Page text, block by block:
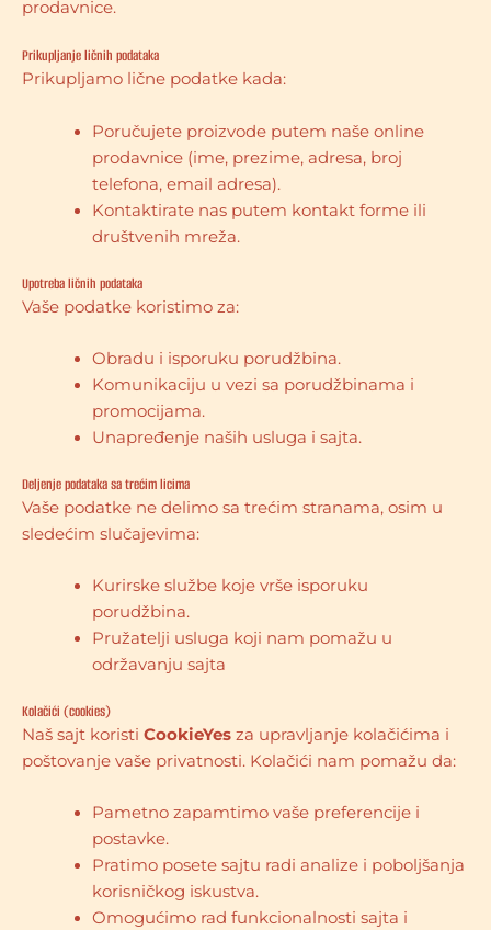
prodavnice.
Prikupljanje ličnih podataka
Prikupljamo lične podatke kada:
Poručujete proizvode putem naše online
prodavnice (ime, prezime, adresa, broj
telefona, email adresa).
Kontaktirate nas putem kontakt forme ili
društvenih mreža.
Upotreba ličnih podataka
Vaše podatke koristimo za:
Obradu i isporuku porudžbina.
Komunikaciju u vezi sa porudžbinama i
promocijama.
Unapređenje naših usluga i sajta.
Deljenje podataka sa trećim licima
Vaše podatke ne delimo sa trećim stranama, osim u
sledećim slučajevima:
Kurirske službe koje vrše isporuku
porudžbina.
Pružatelji usluga koji nam pomažu u
održavanju sajta
Kolačići (cookies)
Naš sajt koristi CookieYes za upravljanje kolačićima i
poštovanje vaše privatnosti. Kolačići nam pomažu da:
Pametno zapamtimo vaše preferencije i
postavke.
Pratimo posete sajtu radi analize i poboljšanja
korisničkog iskustva.
Omogućimo rad funkcionalnosti sajta i